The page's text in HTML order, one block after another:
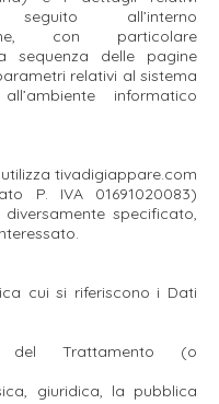
seguito all’interno
con particolare
sequenza delle pagine
relativi al sistema
informatico
tivadigiappare.com
P. IVA 01691020083)
specificato,
cui si riferiscono i Dati
del Trattamento (o
giuridica, la pubblica